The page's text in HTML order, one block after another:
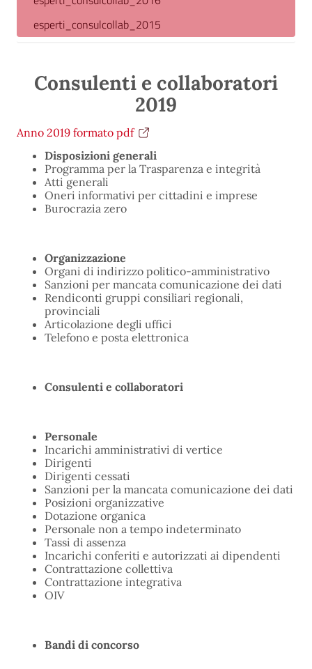
esperti_consulcollab_2015
Consulenti e collaboratori
2019
Anno 2019 formato pdf
Disposizioni generali
Programma per la Trasparenza e integrità
Atti generali
Oneri informativi per cittadini e imprese
Burocrazia zero
Organizzazione
Organi di indirizzo politico-amministrativo
Sanzioni per mancata comunicazione dei dati
Rendiconti gruppi consiliari regionali,
provinciali
Articolazione degli uffici
Telefono e posta elettronica
Consulenti e collaboratori
Personale
Incarichi amministrativi di vertice
Dirigenti
Dirigenti cessati
Sanzioni per la mancata comunicazione dei dati
Posizioni organizzative
Dotazione organica
Personale non a tempo indeterminato
Tassi di assenza
Incarichi conferiti e autorizzati ai dipendenti
Contrattazione collettiva
Contrattazione integrativa
OIV
Bandi di concorso